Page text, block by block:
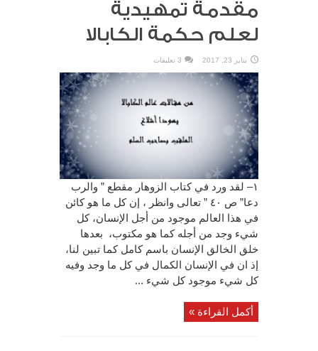
مقدمة تمهيدية
لعلم حكمة الكابالا
يناير 23, 2017 3 تعليقات
١– لقد ورد في كتاب الزوهار مقطع ” والرب
دعا” ص ٤٠ ” تعالى وانظر ، إن كل ما هو كائن
في هذا العالم موجود من أجل الإنسان، كل
شيء وجد من أجله كما هو مكتوب، بعدها
خلق الخالق الإنسان باسم كامل كما تبين لنا،
إذ ان في الإنسان الكمال في كل ما وجد وفيه
كل شيء موجود كل شيء ...
أكمل القراءة »